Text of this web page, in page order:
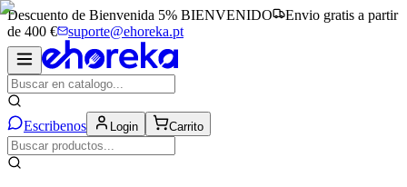
Descuento de Bienvenida 5% BIENVENIDO
Envio gratis a partir
de 400 €
suporte@ehoreka.pt
Escribenos Login Carrito